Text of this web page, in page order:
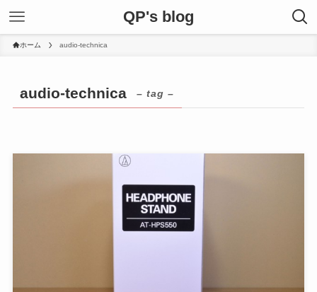
QP's blog
ホーム audio-technica
audio-technica – tag –